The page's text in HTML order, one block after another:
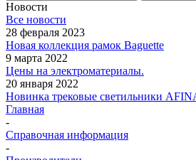
Новости
Все новости
28 февраля 2023
Новая коллекция рамок Baguette
9 марта 2022
Цены на электроматериалы.
20 января 2022
Новинка трековые светильники
Главная
-
Справочная информация
-